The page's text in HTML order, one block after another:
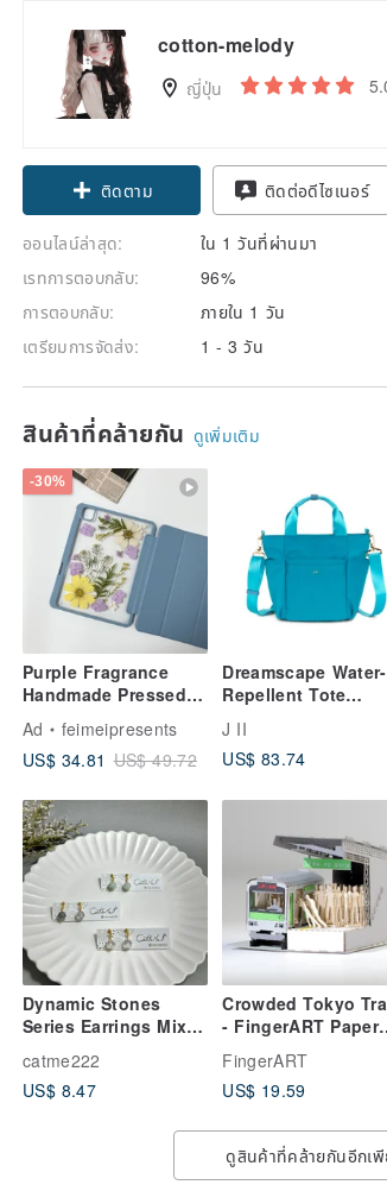
cotton-melody
ญี่ปุ่น
ติดตาม ติดต่อดีไซเนอร์
ออนไลน์ล่าสุด:
ใน 1 วันที่ผ่านมา
เรทการตอบกลับ:
96%
การตอบกลับ:
ภายใน 1 วัน
เตรียมการจัดส่ง:
1 - 3 วัน
สินค้าที่คล้ายกัน ดูเพิ่มเติม
-30%
Purple Fragrance
Handmade Pressed
Flower iPad Case for
New iPad Air 11in
13in
Ad
feimeipresents
US$ 34.81 US$ 49.72
Dreamscape Water-
Repellent Tote
Crossbody Bag -
7005-16 - Multiple
Colors Available
J II
US$ 83.74
Dynamic Stones
Series Earrings Mix
Miscellaneous Colors
catme222
US$ 8.47
Crowded Tokyo
- FingerART Paper
Art Model with
Plastic Box (LS-535)
FingerART
US$ 19.59
ดูสินค้าที่คล้ายกันอีกเ